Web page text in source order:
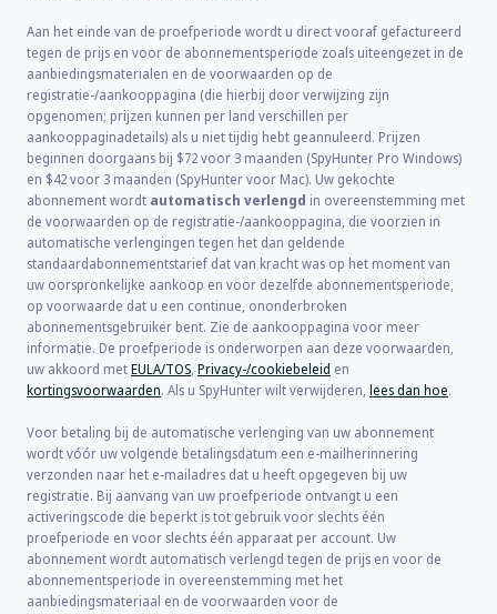
Aan het einde van de proefperiode wordt u direct vooraf gefactureerd
tegen de prijs en voor de abonnementsperiode zoals uiteengezet in de
aanbiedingsmaterialen en de voorwaarden op de
registratie-/aankooppagina (die hierbij door verwijzing zijn
opgenomen; prijzen kunnen per land verschillen per
aankooppaginadetails) als u niet tijdig hebt geannuleerd. Prijzen
beginnen doorgaans bij $72voor 3 maanden (SpyHunter Pro Windows)
en $42voor 3 maanden (SpyHunter voor Mac). Uw gekochte
abonnement wordt automatisch verlengd in overeenstemming met
de voorwaarden op de registratie-/aankooppagina, die voorzien in
automatische verlengingen tegen het dan geldende
standaardabonnementstarief dat van kracht was op het moment van
uw oorspronkelijke aankoop en voor dezelfde abonnementsperiode,
op voorwaarde dat u een continue, ononderbroken
abonnementsgebruiker bent. Zie de aankooppagina voor meer
informatie. De proefperiode is onderworpen aan deze voorwaarden,
uw akkoord metEULA/TOS, Privacy-/cookiebeleid en
kortingsvoorwaarden. Als u SpyHunter wilt verwijderen, lees dan hoe.
Voor betaling bij de automatische verlenging van uw abonnement
wordt vóór uw volgende betalingsdatum een e-mailherinnering
verzonden naar het e-mailadres dat u heeft opgegeven bij uw
registratie. Bij aanvang van uw proefperiode ontvangt u een
activeringscode die beperkt is tot gebruik voor slechts één
proefperiode en voor slechts één apparaat per account. Uw
abonnement wordt automatisch verlengd tegen de prijs en voor de
abonnementsperiode in overeenstemming met het
aanbiedingsmateriaal en de voorwaarden voor de